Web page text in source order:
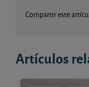
Compartir este
Artículos